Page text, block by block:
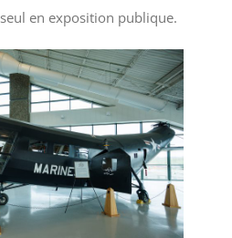
en exposition publique.